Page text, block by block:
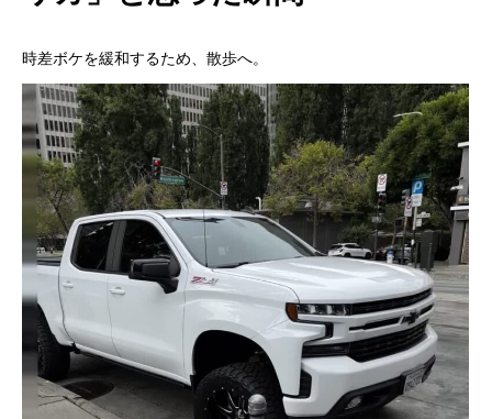
時差ボケを緩和するため、散歩へ。